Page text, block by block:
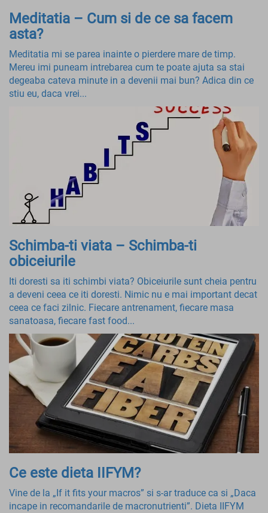
Meditatia – Cum si de ce sa facem
asta?
Meditatia mi se parea inainte o pierdere mare de timp.
Mereu imi puneam intrebarea cum te poate ajuta sa stai
degeaba cateva minute in a devenii mai bun? Adica din ce
stiu eu, daca vrei...
Schimba-ti viata – Schimba-ti
obiceiurile
Iti doresti sa iti schimbi viata? Obiceiurile sunt cheia pentru
a deveni ceea ce iti doresti. Nimic nu e mai important decat
ceea ce faci zilnic. Fiecare antrenament, fiecare masa
sanatoasa, fiecare fast food...
Ce este dieta IIFYM?
Vine de la „If it fits your macros” si s-ar traduce ca si „Daca
incape in recomandarile de macronutrienti”. Dieta IIFYM